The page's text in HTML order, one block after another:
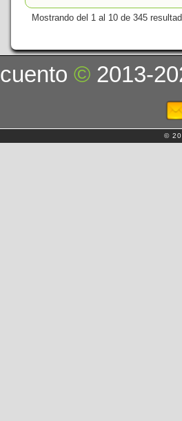
Mostrando del 1 al 10 de 345
cuento© 2013-
©